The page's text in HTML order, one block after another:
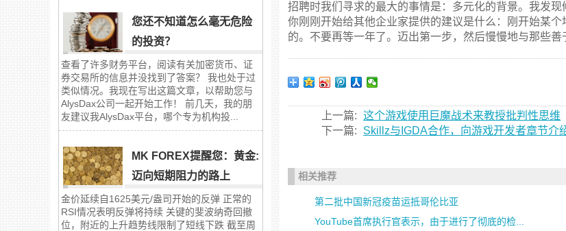
您还不知道怎么毫无危险
的投资？
查看了许多财务平台，阅读有关加密货币、证
券交易所的信息并没找到了答案？ 我也处于过
类似情况。我现在写出这篇文章，以帮助您与
AlysDax公司一起开始工作！ 前几天，我的朋
友建议我AlysDax平台，哪个专为机构投...
MK FOREX提醒您：黄金:
迈向短期阻力的路上
金价延续自1625美元/盎司开始的反弹 正常的
RSI情况表明反弹将持续 关键的斐波纳奇回撤
位，附近的上升趋势线限制了短线下跌 截至周
招聘时我们寻求的最大的事情是：多元化的背景。我发
你刚刚开始给其他企业家提供的建议是什么：刚开始某
的。不要再等一年了。迈出第一步，然后慢慢地与那些善
上一篇:
这个游戏使用巨魔战术来教授批判性思维
下一篇:
Skillz与IGDA合作，向游戏开发者章节介
相关推荐
第二批中国新冠疫苗运抵哥伦比亚
YouTube首席执行官表示，由于进行了彻底的检...